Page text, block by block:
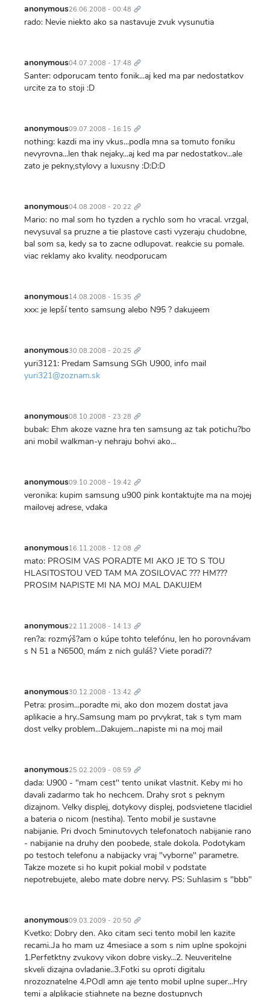
anonymous26.06.2008 - 00:48 odkaz
rado: Nevie niekto ako sa nastavuje zvuk vysunutia
anonymous04.07.2008 - 17:48 odkaz
Santer: odporucam tento fonik...aj ked ma par nedostatkov
urcite za to stoji :D
anonymous09.07.2008 - 16:15 odkaz
nothing: kazdi ma iny vkus...podla mna sa tomuto foniku
nevyrovna...len thak nejaky...aj ked ma par nedostatkov...ale
zato je pekny,stylovy a luxusny :D:D:D
anonymous04.08.2008 - 20:22 odkaz
Mario: no mal som ho tyzden a rychlo som ho vracal. vrzgal,
nevysuval sa pruzne a tie plastove casti vyzeraju chudobne,
bal som sa, kedy sa to zacne odlupovat. reakcie su pomale.
viac reklamy ako kvality. neodporucam
anonymous14.08.2008 - 15:35 odkaz
xxx: je lepší tento samsung alebo N95 ? dakujeem
anonymous30.08.2008 - 20:25 odkaz
yuri3121: Predam Samsung SGh U900, info mail
yuri321@zoznam.sk
anonymous08.10.2008 - 23:28 odkaz
bubak: Ehm akoze vazne hra ten samsung az tak potichu?bo
ani mobil walkman-y nehraju bohvi ako...
anonymous09.10.2008 - 19:42 odkaz
veronika: kupim samsung u900 pink kontaktujte ma na mojej
mailovej adrese, vdaka
anonymous16.11.2008 - 12:08 odkaz
mato: PROSIM VAS PORADTE MI AKO JE TO S TOU
HLASITOSTOU VED TAM MA ZOSILOVAC ??? HM???
PROSIM NAPISTE MI NA MOJ MAL DAKUJEM
anonymous22.11.2008 - 14:13 odkaz
ren?a: rozmýš?am o kúpe tohto telefónu, len ho porovnávam
s N 51 a N6500, mám z nich guláš? Viete poradi??
anonymous30.12.2008 - 13:42 odkaz
Petra: prosim...poradte mi, ako don mozem dostat java
aplikacie a hry..Samsung mam po prvykrat, tak s tym mam
dost velky problem...Dakujem...napiste mi na moj mail
anonymous25.02.2009 - 08:59 odkaz
dada: U900 - "mam cest" tento unikat vlastnit. Keby mi ho
davali zadarmo tak ho nechcem. Drahy srot s peknym
dizajnom. Velky displej, dotykovy displej, podsvietene tlacidiel
a bateria o nicom (nestiha). Tento mobil je sustavne
nabijanie. Pri dvoch 5minutovych telefonatoch nabijanie rano
- nabijanie na druhy den poobede, stale dokola. Podotykam
po testoch telefonu a nabijacky vraj "vyborne" parametre.
Takze mozete si ho kupit pokial mobil v podstate
nepotrebujete, alebo mate dobre nervy. PS: Suhlasim s "bbb"
anonymous09.03.2009 - 20:50 odkaz
Kvetko: Dobry den. Ako citam seci tento mobil len kazite
recami..Ja ho mam uz 4mesiace a som s nim uplne spokojni
1.Perfetktny zvukovy vikon dobre visky...2. Neuveritelne
skveli dizajna ovladanie..3.Fotki su oproti digitalu
nrozoznatelne 4.POdl amn aje tento mobil uplne super...Hry
temi a alplikacie stiahnete na bezne dostupnych